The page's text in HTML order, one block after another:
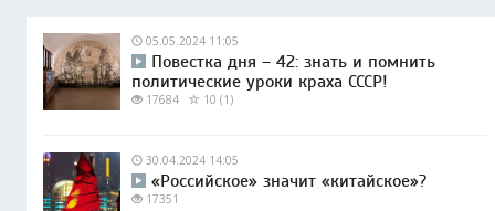
05.05.2024 11:05
Повестка дня – 42: знать и помнить
политические уроки краха СССР!
17684 10 (1)
30.04.2024 14:05
«Российское» значит «китайское»?
17351